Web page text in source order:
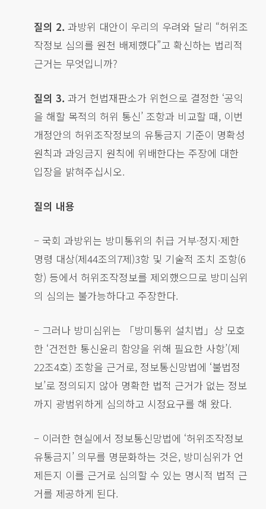
질의 2. 과방위 대안이 우리의 우려와 달리 “허위조
작정보 심의를 원천 배제했다”고 확신하는 법리적
근거는 무엇입니까?
질의 3. 과거 헌법재판소가 위헌으로 결정한 ‘공익
을 해할 목적의 허위 통신’ 조항과 비교할 때, 이번
개정안의 허위조작정보의 유통금지 기준이 명확성
원칙과 과잉금지 원칙에 위배한다는 주장에 대한
입장을 밝혀주십시오.
질의 내용
– 국회 과방위는 방미통위의 취급 거부·정지·제한
명령 대상(제44조의7제)3항 및 기술적 조치 조항(6
항) 등에서 허위조작정보를 제외했으므로 방미심위
의 심의는 불가능하다고 주장한다.
– 그러나 방미심위는 「방미통위 설치법」상 모호
한 ‘건전한 통신윤리 함양을 위해 필요한 사항’(제
22조4호) 조항을 근거로, 정보통신망법에 ‘불법정
보’로 정의되지 않아 명확한 법적 근거가 없는 정보
까지 광범위하게 심의하고 시정요구를 해 왔다.
– 이러한 현실에서 정보통신망법에 ‘허위조작정보
유통금지’ 의무를 명문화하는 것은, 방미심위가 언
제든지 이를 근거로 심의할 수 있는 명시적 법적 근
거를 제공하게 된다.